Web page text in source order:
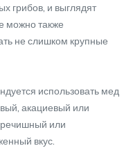
грибов, и выглядят
можно также
не слишком крупные
использовать мед
акациевый или
или
вкус.